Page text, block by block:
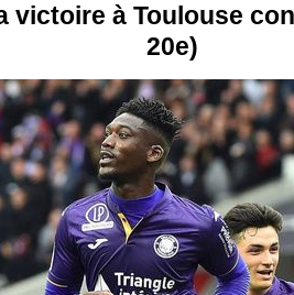
victoire à Toulouse
20e)